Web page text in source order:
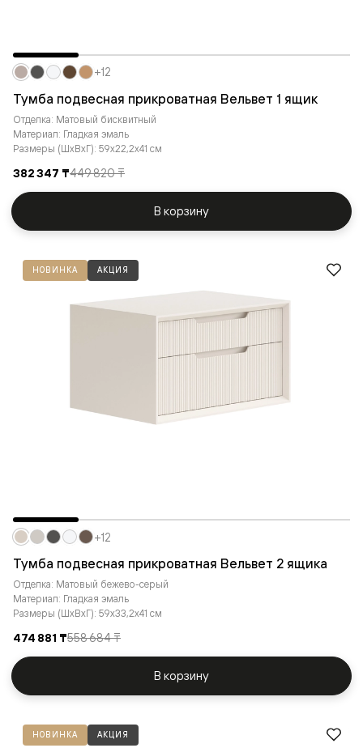
Тумба подвесная прикроватная Вельвет 1 ящик
Отделка: Матовый бисквитный
Материал: Гладкая эмаль
Размеры (ШxВxГ): 59x22,2x41 см
382 347 ₸449 820 ₸
+12
В корзину
НОВИНКА АКЦИЯ
Тумба подвесная прикроватная Вельвет 2 ящика
Отделка: Матовый бежево-серый
Материал: Гладкая эмаль
Размеры (ШxВxГ): 59x33,2x41 см
474 881 ₸558 684 ₸
+12
В корзину
НОВИНКА АКЦИЯ